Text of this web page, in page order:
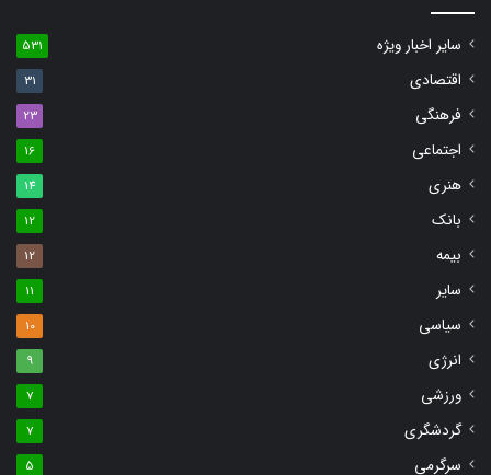
سایر اخبار ویژه 531
اقتصادی 31
فرهنگی 23
اجتماعی 16
هنری 14
بانک 12
بیمه 12
سایر 11
سیاسی 10
انرژی 9
ورزشی 7
گردشگری 7
سرگرمی 5